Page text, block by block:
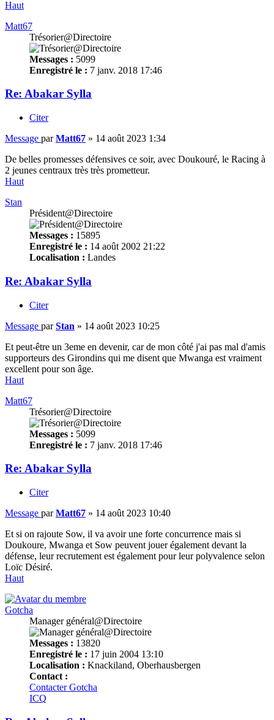
Haut
Matt67
Trésorier@Directoire
Messages : 5099
Enregistré le : 7 janv. 2018 17:46
Re: Abakar Sylla
Citer
Message parMatt67 » 14 août 2023 1:34
De belles promesses défensives ce soir, avec Doukouré, le Racing à
2 jeunes centraux très très prometteur.
Haut
Stan
Président@Directoire
Messages : 15895
Enregistré le : 14 août 2002 21:22
Localisation : Landes
Re: Abakar Sylla
Citer
Message parStan » 14 août 2023 10:25
Et peut-être un 3eme en devenir, car de mon côté j'ai pas mal d'amis
supporteurs des Girondins qui me disent que Mwanga est vraiment
excellent pour son âge.
Haut
Matt67
Trésorier@Directoire
Messages : 5099
Enregistré le : 7 janv. 2018 17:46
Re: Abakar Sylla
Citer
Message parMatt67 » 14 août 2023 10:40
Et si on rajoute Sow, il va avoir une forte concurrence mais si
Doukoure, Mwanga et Sow peuvent jouer également devant la
défense, leur recrutement est également pour leur polyvalence selon
Loïc Désiré.
Haut
Gotcha
Manager général@Directoire
Messages : 13820
Enregistré le : 17 juin 2004 13:10
Localisation : Knackiland, Oberhausbergen
Contact :
Contacter Gotcha
ICQ